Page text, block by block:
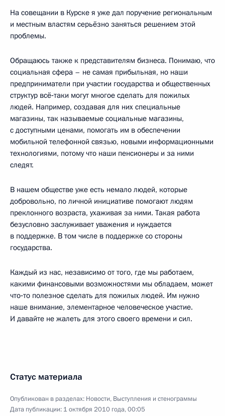
На совещании в Курске я уже дал поручение региональным
и местным властям серьёзно заняться решением этой
проблемы.
Обращаюсь также к представителям бизнеса. Понимаю, что
социальная сфера – не самая прибыльная, но наши
предприниматели при участии государства и общественных
структур всё‑таки могут многое сделать для пожилых
людей. Например, создавая для них специальные
магазины, так называемые социальные магазины,
с доступными ценами, помогать им в обеспечении
мобильной телефонной связью, новыми информационными
технологиями, потому что наши пенсионеры и за ними
следят.
В нашем обществе уже есть немало людей, которые
добровольно, по личной инициативе помогают людям
преклонного возраста, ухаживая за ними. Такая работа
безусловно заслуживает уважения и нуждается
в поддержке. В том числе в поддержке со стороны
государства.
Каждый из нас, независимо от того, где мы работаем,
какими финансовыми возможностями мы обладаем, может
что‑то полезное сделать для пожилых людей. Им нужно
наше внимание, элементарное человеческое участие.
И давайте не жалеть для этого своего времени и сил.
Статус материала
Опубликован в разделах: Новости, Выступления и стенограммы
Дата публикации: 1 октября 2010 года, 00:05